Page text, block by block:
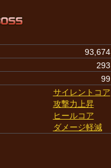
93,674
293
99
サイレントコア
攻撃力上昇
ヒールコア
ダメージ軽減